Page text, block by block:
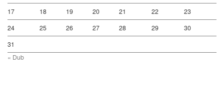
17
18 19 20 21 22
23
24
25 26 27 28 29
30
31
« Dub